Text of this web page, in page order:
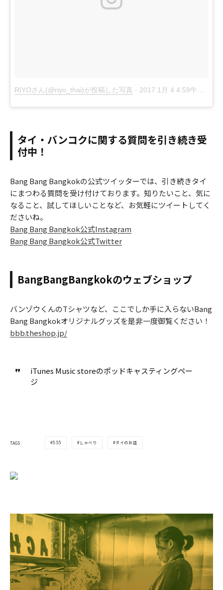
RIYOさん(@riyo_thai)が投稿した写真 - 2017 1月 4 4:59午前 PST
タイ・バンコクに関する質問を引き続き受
付中！
Bang Bang Bangkokの公式ツイッターでは、引き続きタイ
にまつわる質問を受け付けております。知りたいこと、気に
なること、試してほしいことなど、お気軽にツイートしてく
ださいね。
Bang Bang Bangkok公式Instagram
Bang Bang Bangkok公式Twitter
BangBangBangkokのウェブショップ
バンゾウくんのTシャツなど、ここでしか手に入らないBang
Bang Bangkokオリジナルグッズを是非一度御覧ください！
bbb.theshop.jp/
iTunes Music storeのポッドキャスティングペー
ジ
TAGS 5.55 しゃべり タイのお話